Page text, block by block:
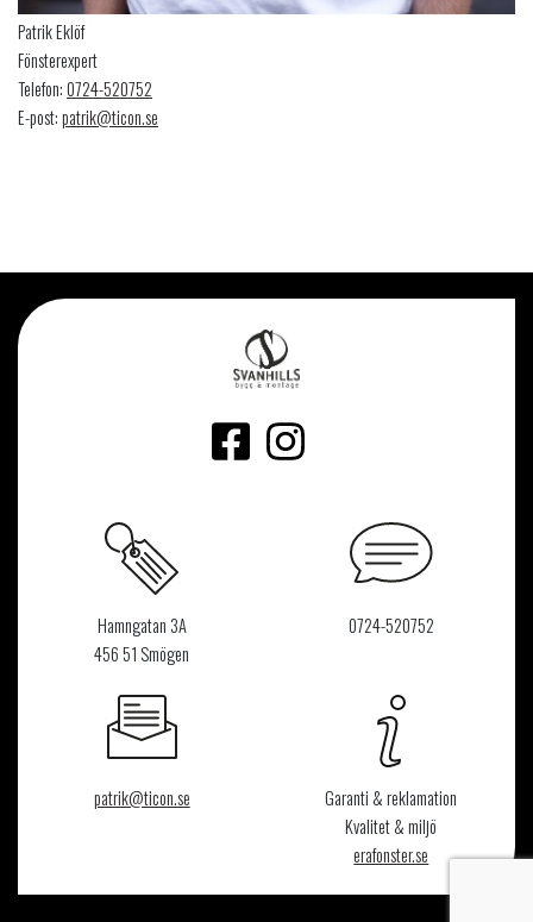
Patrik Eklöf
Fönsterexpert
Telefon:0724-520752
E-post:patrik@ticon.se
Hamngatan 3A
456 51 Smögen
0724-520752
patrik@ticon.se
Garanti & reklamation
Kvalitet & miljö
erafonster.se